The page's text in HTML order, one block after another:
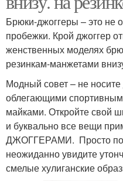
Брюки-джоггеры – это не
пробежки. Крой джоггер
женственных моделях
резинкам-манжетами
Модный совет – не носите
облегающими
майками. Откройте свой
и буквально все вещи
ДЖОГГЕРАМИ. Просто
неожиданно увидите
смелые хулиганские